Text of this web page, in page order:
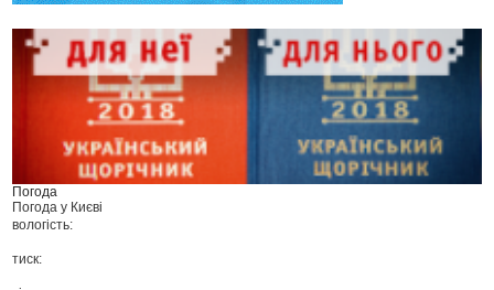
Погода
Погода у Києві
вологість:
тиск: